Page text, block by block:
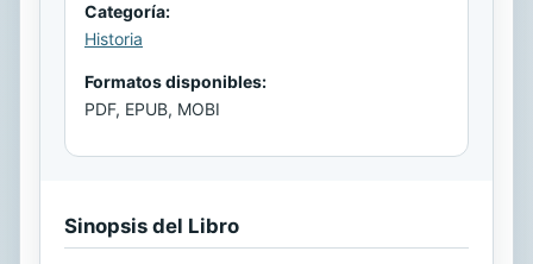
Categoría:
Historia
Formatos disponibles:
PDF, EPUB, MOBI
Sinopsis del Libro